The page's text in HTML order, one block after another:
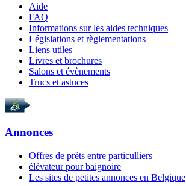
Aide
FAQ
Informations sur les aides techniques
Législations et règlementations
Liens utiles
Livres et brochures
Salons et évènements
Trucs et astuces
Annonces
Offres de prêts entre particulliers
élévateur pour baignoire
Les sites de petites annonces en Belgique